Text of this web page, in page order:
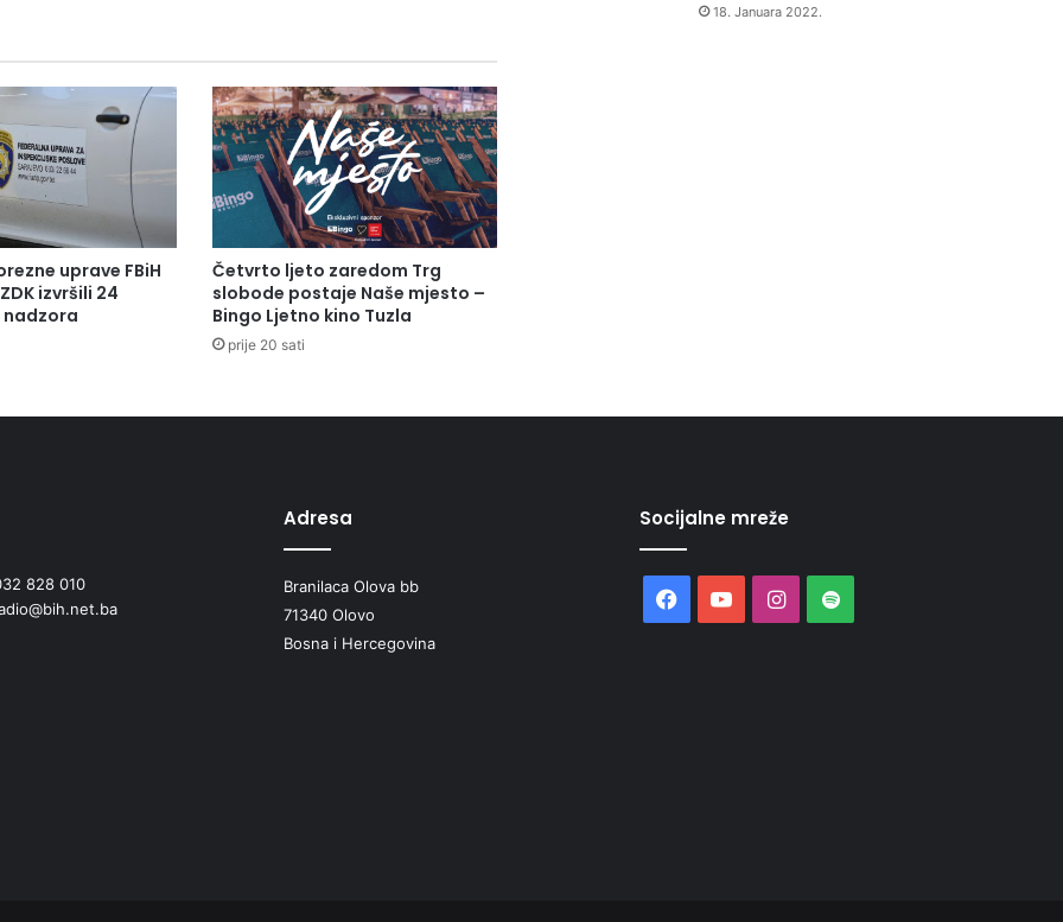
uprave FBiH
izvršili 24
nadzora
Četvrto ljeto zaredom Trg
slobode postaje Naše mjesto –
Bingo Ljetno kino Tuzla
prije 20 sati
18. Januara 2022.
828 010
Adresa
Branilaca Olova bb
71340 Olovo
Bosna i Hercegovina
Socijalne mreže
Facebook
YouTubeInstagram
Spotify